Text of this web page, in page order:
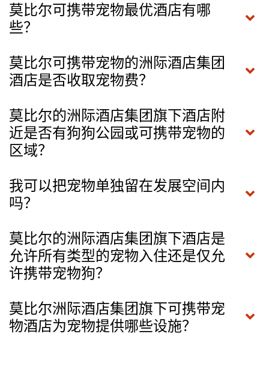
莫比尔可携带宠物最优酒店有哪
些？
莫比尔可携带宠物的洲际酒店集团
酒店是否收取宠物费？
莫比尔的洲际酒店集团旗下酒店附
近是否有狗狗公园或可携带宠物的
区域？
我可以把宠物单独留在发展空间内
吗？
莫比尔的洲际酒店集团旗下酒店是
允许所有类型的宠物入住还是仅允
许携带宠物狗？
莫比尔洲际酒店集团旗下可携带宠
物酒店为宠物提供哪些设施？